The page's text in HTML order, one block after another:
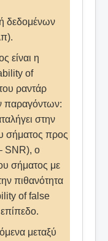
δεδομένων
είναι η
of
ραντάρ
παραγόντων:
στην
σήματος προς
SNR), ο
σήματος με
πιθανότητα
of false
μεταξύ